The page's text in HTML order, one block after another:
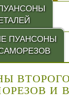
ПУАНСОНЫ
И